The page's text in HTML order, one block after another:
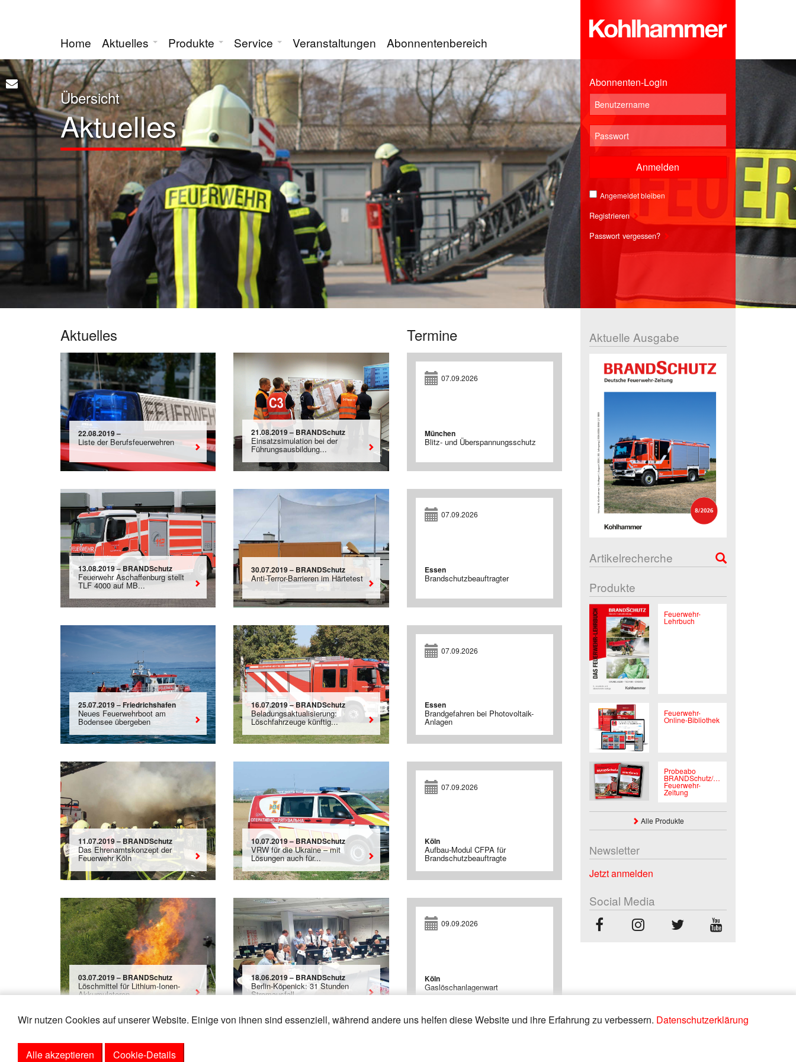
Wir nutzen Cookies auf unserer Website. Einige von ihnen sind essenziell, während andere uns helfen diese Website und ihre Erfahrung zu verbessern. Datenschutzerklärung
Alle akzeptieren Cookie-Details
Home Aktuelles Produkte Service Veranstaltungen Abonnentenbereich
Übersicht
Aktuelles
Abonnenten-Login
Anmelden
Angemeldet bleiben
Registrieren
Passwort vergessen?
Aktuelles
22.08.2019 –
Liste der Berufsfeuerwehren
21.08.2019 – BRANDSchutz
Einsatzsimulation bei der
Führungsausbildung...
13.08.2019 – BRANDSchutz
Feuerwehr Aschaffenburg stellt
TLF 4000 auf MB...
30.07.2019 – BRANDSchutz
Anti-Terror-Barrieren im Härtetest
25.07.2019 – Friedrichshafen
Neues Feuerwehrboot am
Bodensee übergeben
16.07.2019 – BRANDSchutz
Beladungsaktualisierung:
Löschfahrzeuge künftig...
11.07.2019 – BRANDSchutz
Das Ehrenamtskonzept der
Feuerwehr Köln
10.07.2019 – BRANDSchutz
VRW für die Ukraine – mit
Lösungen auch für...
03.07.2019 – BRANDSchutz
Löschmittel für Lithium-Ionen-
Akkumulatoren
18.06.2019 – BRANDSchutz
Berlin-Köpenick: 31 Stunden
Stromausfall
Termine
07.09.2026
München
Blitz- und Überspannungsschutz
07.09.2026
Essen
Brandschutzbeauftragter
07.09.2026
Essen
Brandgefahren bei Photovoltaik-
Anlagen
07.09.2026
Köln
Aufbau-Modul CFPA für
Brandschutzbeauftragte
09.09.2026
Köln
Gaslöschanlagenwart
Aktuelle Ausgabe
Artikelrecherche
Produkte
Feuerwehr-
Lehrbuch
Feuerwehr-
Online-Bibliothek
Probeabo
BRANDSchutz/Deutsche
Feuerwehr-
Zeitung
Alle Produkte
Newsletter
Jetzt anmelden
Social Media